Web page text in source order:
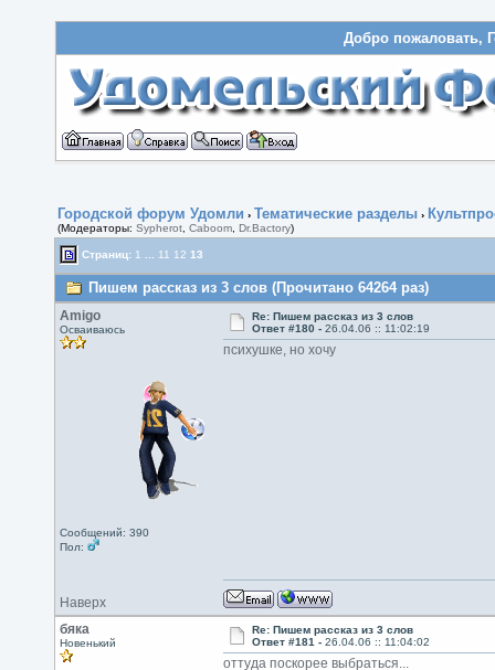
Добро пожаловать,
Городской форум Удомли › Тематические разделы ›
(Модераторы: Sypherot Caboom Dr.Bactory)
Страниц: 1 11 12 13
Пишем рассказ из 3 слов (Прочитано 64264 раз)
Amigo
Осваиваюсь
Сообщений: 390
Пол:
Re: Пишем рассказ из 3 слов
Ответ #180 - 26.04.06 :: 11:02:19
психушке, но хочу
Наверх
бяка
Новенький
Re: Пишем рассказ из 3 слов
Ответ #181 - 26.04.06 :: 11:04:02
оттуда поскорее выбраться...